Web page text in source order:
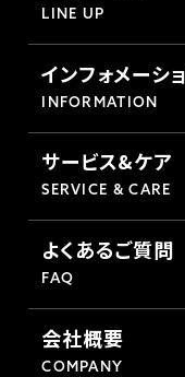
LINE UP
インフォメーシ
INFORMATION
サービス&ケア
SERVICE & CARE
よくあるご質問
FAQ
会社概要
COMPANY